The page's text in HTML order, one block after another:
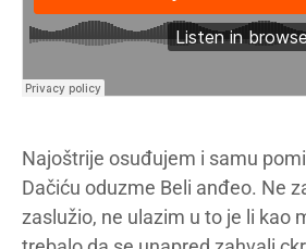
Najoštrije osuđujem i samu
Dačiću oduzme Beli anđeo. Ne
zaslužio, ne ulazim u to je li kao